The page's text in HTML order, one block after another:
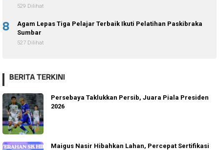
529 Dilihat
8
Agam Lepas Tiga Pelajar Terbaik Ikuti Pelatihan Paskibraka
Sumbar
527 Dilihat
BERITA TERKINI
Persebaya Taklukkan Persib, Juara Piala Presiden
2026
Maigus Nasir Hibahkan Lahan, Percepat Sertifikasi